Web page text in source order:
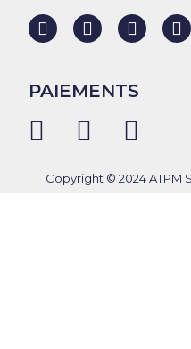
PAIEMENTS
Copyright © 2024 ATPM